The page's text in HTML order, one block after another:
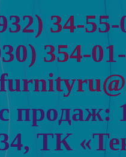
34-55-
354-
продаж:
ТК